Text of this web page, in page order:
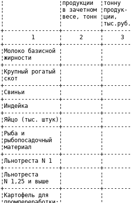
¦                ¦продукции  ¦тонну
¦                ¦в зачетном ¦продук-
¦                ¦весе, тонн ¦ции,
¦                ¦
+----------------+-----------
¦        1       ¦     2     ¦     3
+----------------+-----------
¦Молоко базисной ¦           ¦
¦жирности        ¦           ¦
+----------------+-----------
¦Крупный рогатый ¦           ¦
¦скот            ¦           ¦
+----------------+-----------
¦Свиньи          ¦           ¦
+----------------+-----------
¦Индейка         ¦           ¦
+----------------+-----------
¦Яйцо (тыс. штук)¦           ¦
+----------------+-----------
¦Рыба и          ¦           ¦
¦рыбопосадочный  ¦           ¦
¦материал        ¦           ¦
+----------------+-----------
¦Льнотреста N 1  ¦           ¦
+----------------+-----------
¦Льнотреста      ¦           ¦
¦N 1,25 и выше   ¦           ¦
+----------------+-----------
¦Картофель для   ¦           ¦